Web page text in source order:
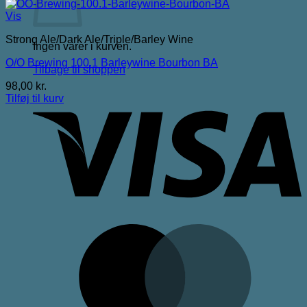
Ingen varer i kurven.
Tilbage til shoppen
Vis
Strong Ale/Dark Ale/Triple/Barley Wine
O/O Brewing 100.1 Barleywine Bourbon BA
98,00 kr.
Tilføj til kurv